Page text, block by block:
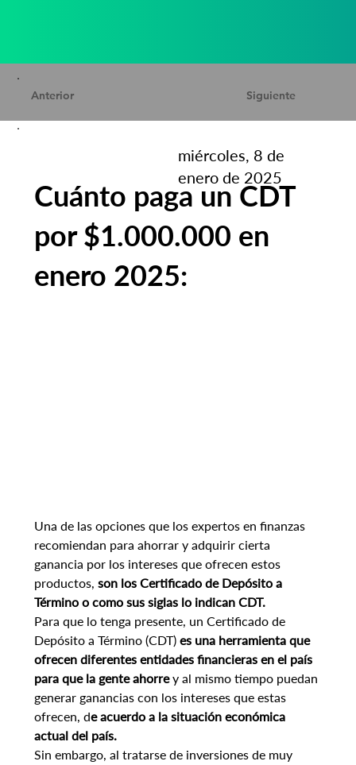
Siguiente
Anterior
miércoles, 8 de
enero de 2025
Cuánto paga un CDT
por $1.000.000 en
enero 2025:
Una de las opciones que los expertos en finanzas
recomiendan para ahorrar y adquirir cierta
ganancia por los intereses que ofrecen estos
productos, son los Certificado de Depósito a
Término o como sus siglas lo indican CDT.
Para que lo tenga presente, un Certificado de
Depósito a Término (CDT) es una herramienta que
ofrecen diferentes entidades financieras en el país
para que la gente ahorre y al mismo tiempo puedan
generar ganancias con los intereses que estas
ofrecen, de acuerdo a la situación económica
actual del país.
Sin embargo, al tratarse de inversiones de muy